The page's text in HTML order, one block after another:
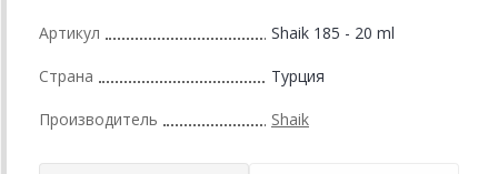
Артикул Shaik 185 - 20 ml
Страна Турция
Производитель Shaik